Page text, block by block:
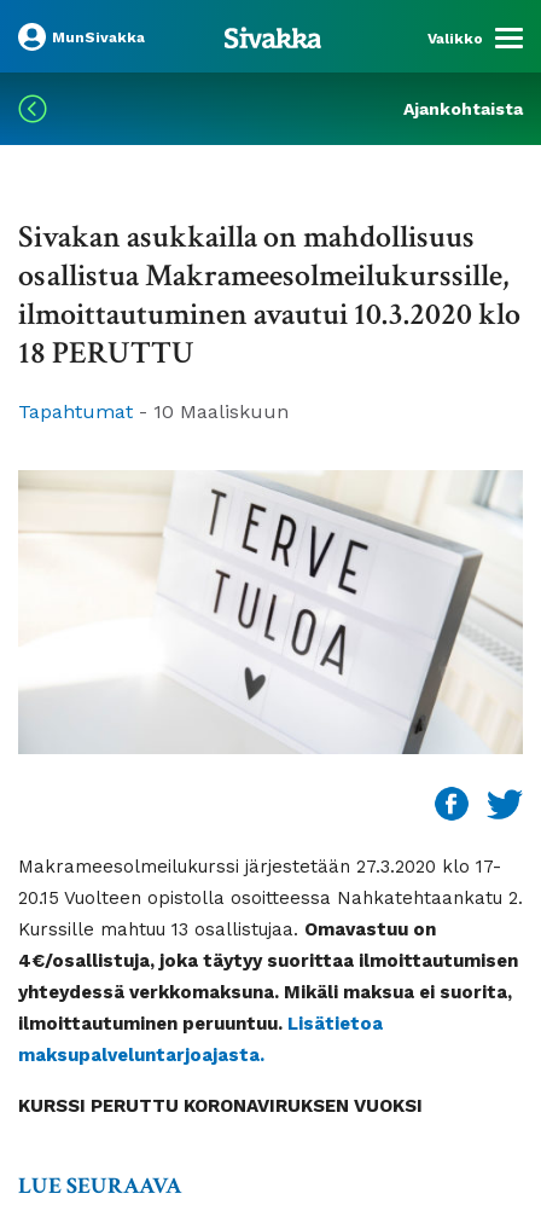
MunSivakka Valikko
Ajankohtaista
Sivakan asukkailla on mahdollisuus
osallistua Makrameesolmeilukurssille,
ilmoittautuminen avautui 10.3.2020 klo
18 PERUTTU
Tapahtumat - 10 Maaliskuun
Makrameesolmeilukurssi järjestetään 27.3.2020 klo 17-
20.15 Vuolteen opistolla osoitteessa Nahkatehtaankatu 2.
Kurssille mahtuu 13 osallistujaa. Omavastuu on
4€/osallistuja, joka täytyy suorittaa ilmoittautumisen
yhteydessä verkkomaksuna. Mikäli maksua ei suorita,
ilmoittautuminen peruuntuu. Lisätietoa
maksupalveluntarjoajasta.
KURSSI PERUTTU KORONAVIRUKSEN VUOKSI
LUE SEURAAVA